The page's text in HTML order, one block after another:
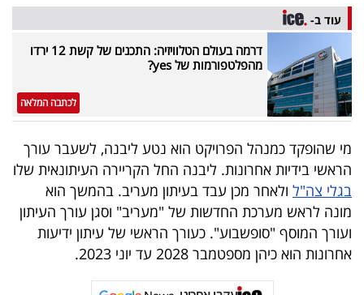
שיתופי
פעולה
דרושים
ניוזלטרים
מייל
אדום
עוד ב-
דרמה בעולם הטלוויזיה: התכנים של קשת 12 ירדו
מהפלטפורמות של yes?
לכתבה המלאה
מי שהופקד כמנהל הפרויקט הוא נטע ליבנה, לשעבר עורך
הראשי בידיות אחרונות. ליבנה החל הקריירה העיתונאית שלו
בגלי צה"ל ולאחר מכן עבד בעיתון מעריב. בהמשך הוא
מונה לראש מערכת החדשות של "מעריב" וסגן עורך העיתון
ועורך המוסף "סופשבוע". כעורך הראשי של עיתון ידיעות
אחרונות הוא כיהן מספטמבר 2028 עד יוני 2023.